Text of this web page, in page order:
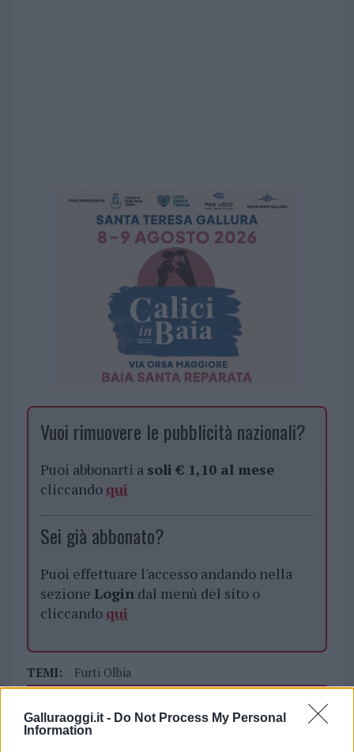
Galluraoggi.it - Do Not Process My Personal
Information
Vuoi rimuovere le pubblicità nazionali?
Puoi abbonarti a soli € 1,10 al mese
cliccando qui
Sei già abbonato?
Puoi effettuare l'accesso andando nella
sezione Logindal menù del sito o
cliccando qui
TEMI: Furti Olbia
Inviaci le tue segnalazioni,
i tuoi video e le tue foto